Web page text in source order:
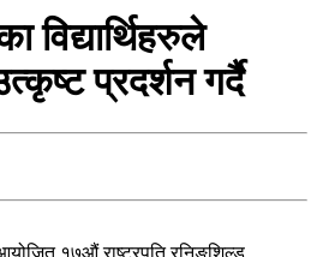
प्रदर्शन गर्दै
आयोजित १७औं राष्ट्रपति रनिङशिल्ड